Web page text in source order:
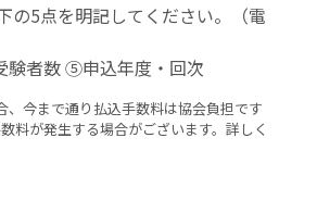
の5点を明記してください。（電
者数 ⑤申込年度・回次
今まで通り払込手数料は協会負担です
料が発生する場合がございます。詳しく